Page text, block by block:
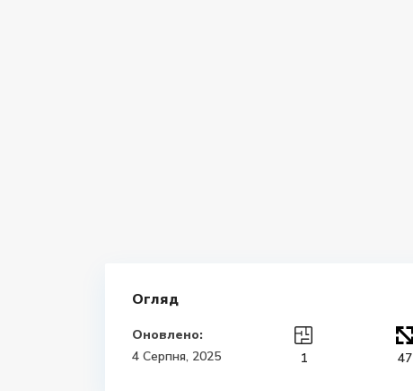
Огляд
Оновлено:
4 Серпня, 2025
1 47